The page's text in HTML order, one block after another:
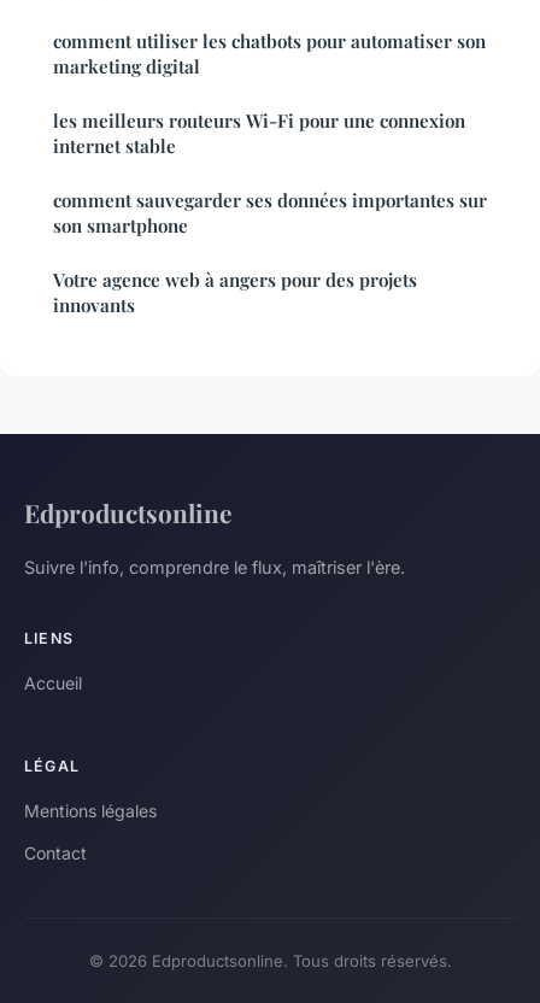
comment utiliser les chatbots pour automatiser son
marketing digital
les meilleurs routeurs Wi-Fi pour une connexion
internet stable
comment sauvegarder ses données importantes sur
son smartphone
Votre agence web à angers pour des projets
innovants
Edproductsonline
Suivre l'info, comprendre le flux, maîtriser l'ère.
LIENS
Accueil
LÉGAL
Mentions légales
Contact
© 2026 Edproductsonline. Tous droits réservés.